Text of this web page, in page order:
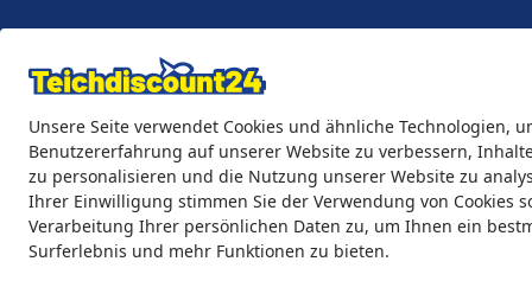
Unsere Seite verwendet Cookies und ähnliche Technologien,
Benutzererfahrung auf unserer Website zu verbessern,
zu personalisieren und die Nutzung unserer Website zu
Ihrer Einwilligung stimmen Sie der Verwendung von Cookies
Verarbeitung Ihrer persönlichen Daten zu, um Ihnen ein
Surferlebnis und mehr Funktionen zu bieten.
Eigene Montage-Teams
Teichprodukte Aquaristik Söll Teichpflege & Fischfutter
Teichprodukte Teichfilter & Teichbelüfter